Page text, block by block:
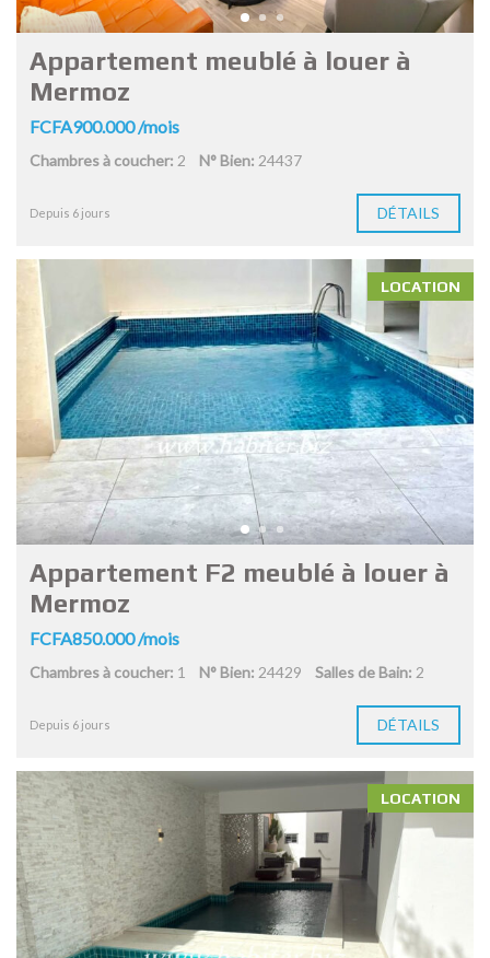
Appartement meublé à louer à
Mermoz
FCFA900.000 /mois
Chambres à coucher: 2 N° Bien: 24437
Depuis 6 jours DÉTAILS
LOCATION
Appartement F2 meublé à louer à
Mermoz
FCFA850.000 /mois
Chambres à coucher: 1 N° Bien: 24429 Salles de Bain: 2
Depuis 6 jours DÉTAILS
LOCATION